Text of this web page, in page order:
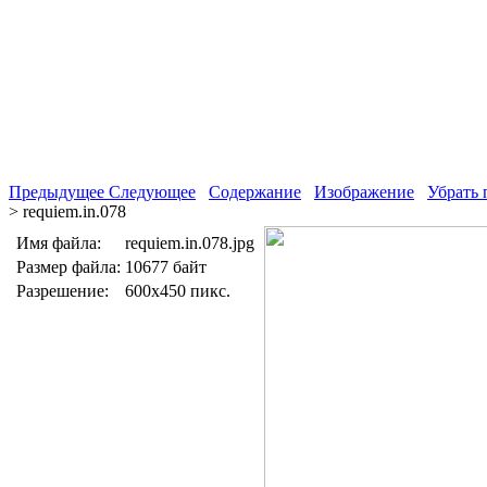
Предыдущее Следующее Содержание Изображение
Убрать
> requiem.in.078
Имя файла:
requiem.in.078.jpg
Размер файла: 10677 байт
Разрешение:
600x450 пикс.